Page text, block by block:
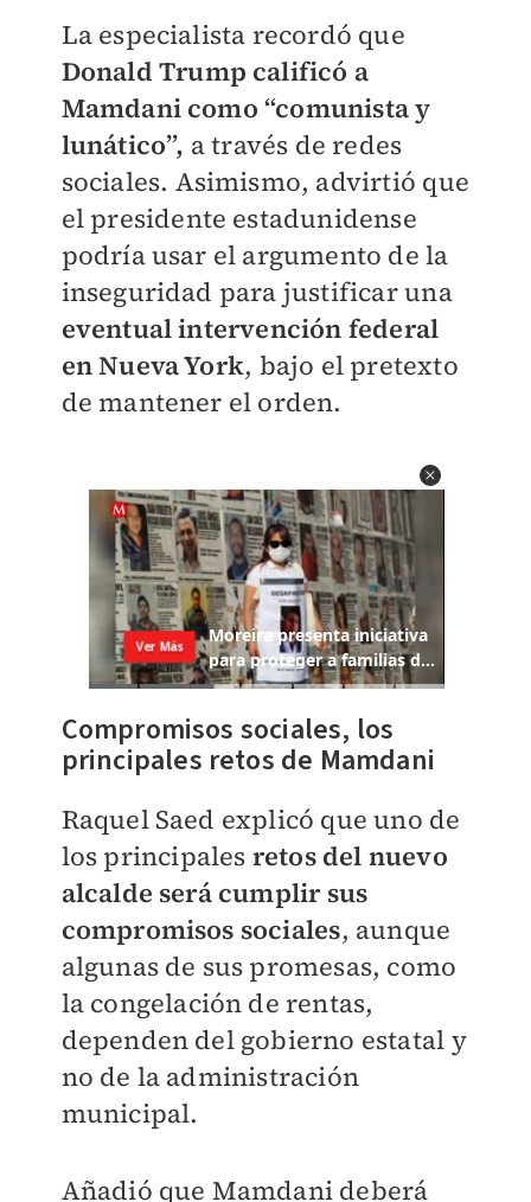
La especialista recordó que
Donald Trump calificó a
Mamdani como “comunista y
lunático”, a través de redes
sociales. Asimismo, advirtió que
el presidente estadunidense
podría usar el argumento de la
inseguridad para justificar una
eventual intervención federal
en Nueva York, bajo el pretexto
de mantener el orden.
Compromisos sociales, los
principales retos de Mamdani
Raquel Saed explicó que uno de
los principales retos del nuevo
alcalde será cumplir sus
compromisos sociales, aunque
algunas de sus promesas, como
la congelación de rentas,
dependen del gobierno estatal y
no de la administración
municipal.
Añadió que Mamdani deberá